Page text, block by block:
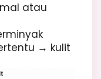
atau
→ kulit